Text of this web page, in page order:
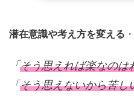
潜在意識や考え方を変える
「そう思えれば楽なの
「そう思えないから苦